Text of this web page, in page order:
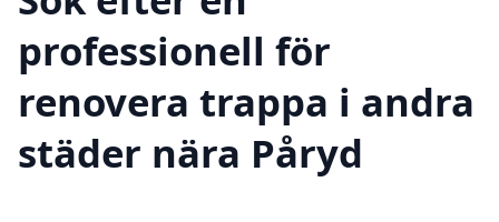
professionell för
renovera trappa i andra
städer nära Påryd